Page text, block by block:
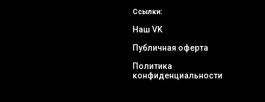
Ссылки:
Наш VK
Публичная оферта
Политика
конфиденциальности